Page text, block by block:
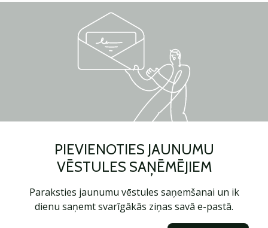
PIEVIENOTIES JAUNUMU
VĒSTULES SAŅĒMĒJIEM
Paraksties jaunumu vēstules saņemšanai un ik
dienu saņemt svarīgākās ziņas savā e-pastā.